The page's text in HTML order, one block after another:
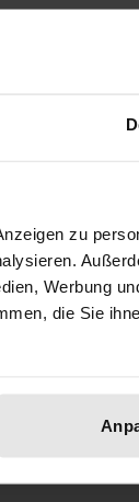
zu
Werbung
die Sie
Versandkosten
ein